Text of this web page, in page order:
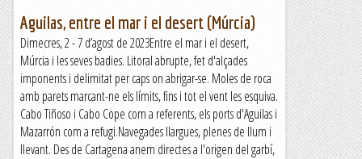
Aguilas, entre el mar i el desert (Múrcia)
Dimecres, 2 - 7 d’agost de 2023Entre el mar i el desert,
Múrcia i les seves badies. Litoral abrupte, fet d'alçades
imponents i delimitat per caps on abrigar-se. Moles de roca
amb parets marcant-ne els límits, fins i tot el vent les esquiva.
Cabo Tiñoso i Cabo Cope com a referents, els ports d'Aguilas i
Mazarrón com a refugi.Navegades llargues, plenes de llum i
llevant. Des de Cartagena anem directes a l'origen del garbí,